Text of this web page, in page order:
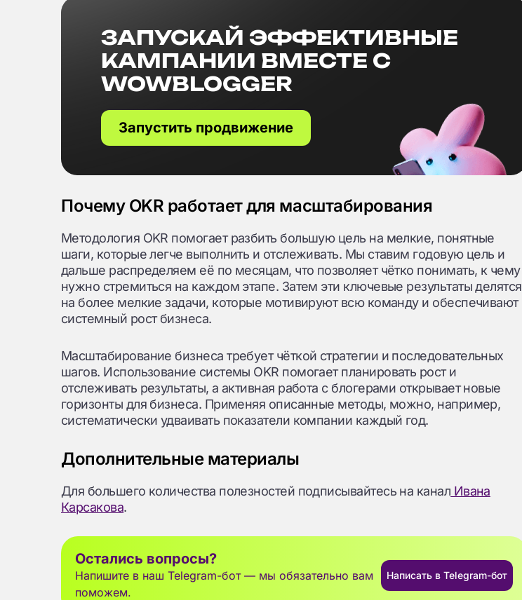
ЗАПУСКАЙ ЭФФЕКТИВНЫЕ
КАМПАНИИ ВМЕСТЕ С
WOWBLOGGER
Запустить продвижение
Почему OKR работает для масштабирования
Методология OKR помогает разбить большую цель на мелкие, понятные
шаги, которые легче выполнить и отслеживать. Мы ставим годовую цель и
дальше распределяем её по месяцам, что позволяет чётко понимать, к чему
нужно стремиться на каждом этапе. Затем эти ключевые результаты делятся
на более мелкие задачи, которые мотивируют всю команду и обеспечивают
системный рост бизнеса.
Масштабирование бизнеса требует чёткой стратегии и последовательных
шагов. Использование системы OKR помогает планировать рост и
отслеживать результаты, а активная работа с блогерами открывает новые
горизонты для бизнеса. Применяя описанные методы, можно, например,
систематически удваивать показатели компании каждый год.
Дополнительные материалы
Для большего количества полезностей подписывайтесь на канал Ивана
Карсакова.
Остались вопросы?
Напишите в наш Telegram-бот — мы обязательно вам
поможем.
Написать в Telegram-бот